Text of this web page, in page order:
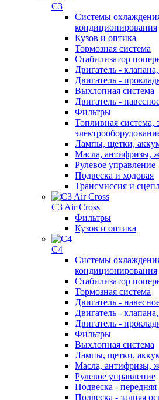
C3
Системы
кондиционирования
Кузов и оптика
Тормозная система
Стабилизатор
Двигатель -
Двигатель -
Выхлопная система
Двигатель -
Фильтры
Топливная система,
Лампы, щетки,
Масла, антифризы,
Рулевое управление
Подвеска и ходовая
Трансмиссия и
C3 Air Cross
Фильтры
Кузов и оптика
C4
Системы
кондиционирования
Стабилизатор
Тормозная система
Двигатель -
Двигатель -
Двигатель -
Фильтры
Выхлопная система
Лампы, щетки,
Масла, антифризы,
Рулевое управление
Подвеска - передняя
Подвеска - задняя